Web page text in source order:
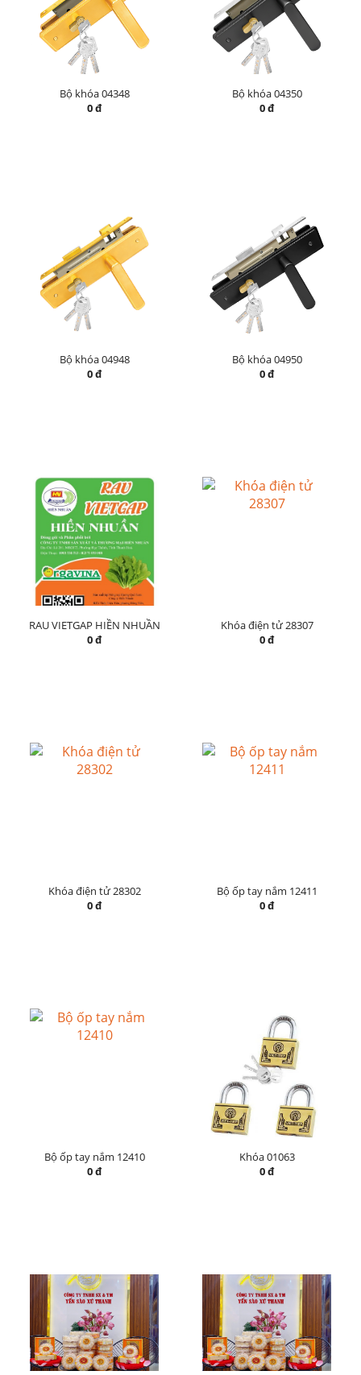
Bộ khóa 04348
0 đ
Bộ khóa 04350
0 đ
Bộ khóa 04948
0 đ
Bộ khóa 04950
0 đ
RAU VIETGAP HIỀN NHUẦN
0 đ
Khóa điện tử 28307
0 đ
Khóa điện tử 28302
0 đ
Bộ ốp tay nắm 12411
0 đ
Bộ ốp tay nắm 12410
0 đ
Khóa 01063
0 đ